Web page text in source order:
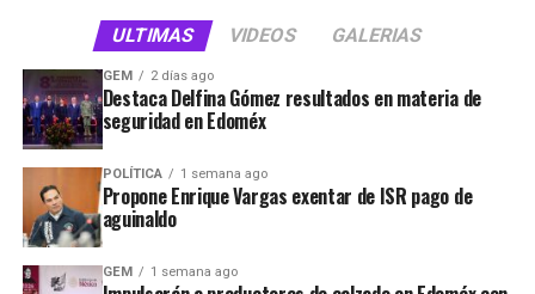
STAFF / Zona Cero Noticias
ULTIMAS VIDEOS GALERIAS
GEM 2 días ago
Destaca Delfina Gómez resultados en materia de
seguridad en Edoméx
POLÍTICA 1 semana ago
Propone Enrique Vargas exentar de ISR pago de
aguinaldo
GEM 1 semana ago